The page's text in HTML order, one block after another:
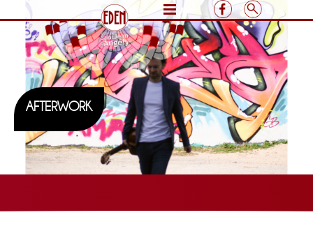
AFTERWORK